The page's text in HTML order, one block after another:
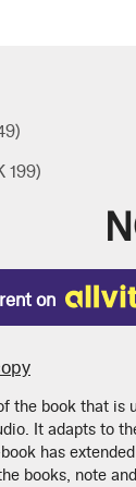
)
199)
on
the book that is
It adapts to
has
books, note